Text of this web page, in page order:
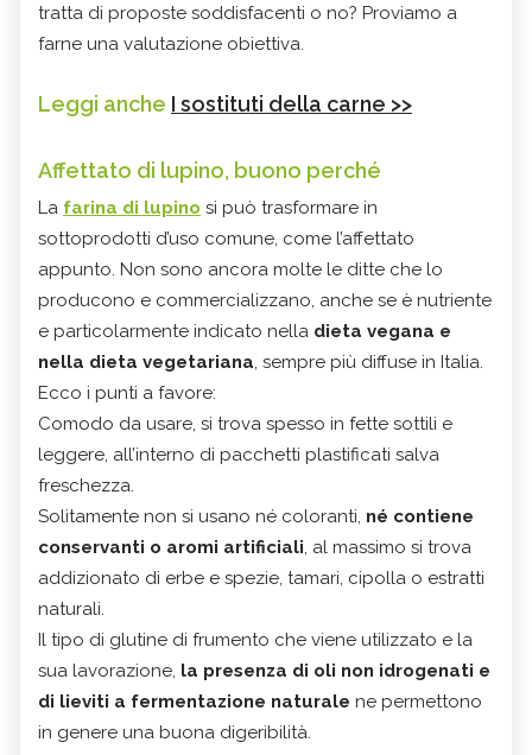
tratta di proposte soddisfacenti o no? Proviamo a
farne una valutazione obiettiva.
Leggi anche I sostituti della carne >>
Affettato di lupino, buono perché
La farina di lupino si può trasformare in
sottoprodotti d’uso comune, come l’affettato
appunto. Non sono ancora molte le ditte che lo
producono e commercializzano, anche se è nutriente
e particolarmente indicato nella dieta vegana e
nella dieta vegetariana, sempre più diffuse in Italia.
Ecco i punti a favore:
Comodo da usare, si trova spesso in fette sottili e
leggere, all’interno di pacchetti plastificati salva
freschezza.
Solitamente non si usano né coloranti, né contiene
conservanti o aromi artificiali, al massimo si trova
addizionato di erbe e spezie, tamari, cipolla o estratti
naturali.
Il tipo di glutine di frumento che viene utilizzato e la
sua lavorazione, la presenza di oli non idrogenati e
di lieviti a fermentazione naturale ne permettono
in genere una buona digeribilità.